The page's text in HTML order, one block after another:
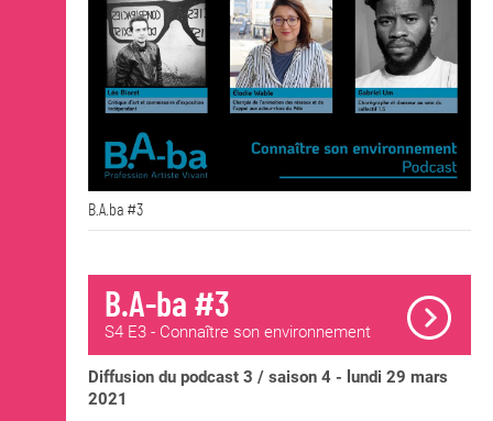
B.A.ba #3
B.A-ba #3
S4 E3 - Connaître son environnement
Diffusion du podcast 3 / saison 4 - lundi 29 mars
2021